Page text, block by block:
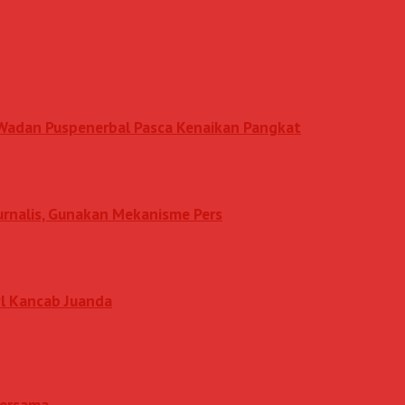
Puspenerbal Pasca Kenaikan Pangkat
Gunakan Mekanisme Pers
Kancab Juanda